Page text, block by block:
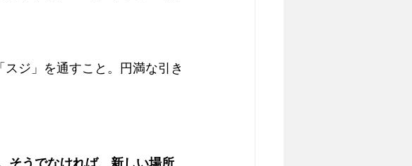
ジ」を通すこと。円満な引き
そうでなければ、新しい場所